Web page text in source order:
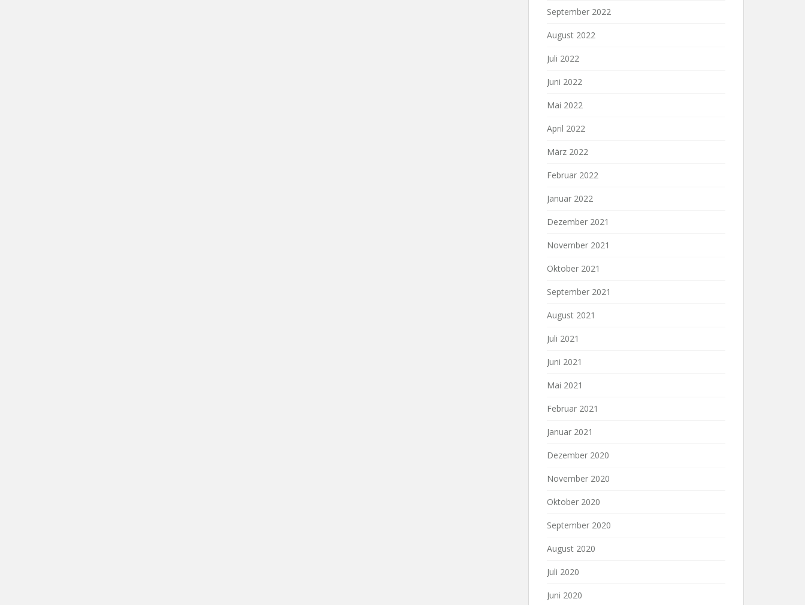
September 2022
August 2022
Juli 2022
Juni 2022
Mai 2022
April 2022
März 2022
Februar 2022
Januar 2022
Dezember 2021
November 2021
Oktober 2021
September 2021
August 2021
Juli 2021
Juni 2021
Mai 2021
Februar 2021
Januar 2021
Dezember 2020
November 2020
Oktober 2020
September 2020
August 2020
Juli 2020
Juni 2020